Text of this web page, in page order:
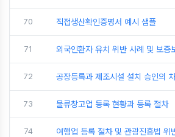
70 직접생산확인증명서 예시 샘플
71 외국인환자 유치 위반 사례 및 보증
72 공장등록과 제조시설 설치 승인의
73 물류창고업 등록 현황과 등록 절차
74 여행업 등록 절차 및 관광진흥법 위